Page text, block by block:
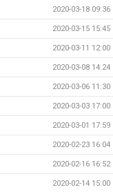
2020-03-18 09:36
2020-03-15 15:45
2020-03-11 12:00
2020-03-08 14:24
2020-03-06 11:30
2020-03-03 17:00
2020-03-01 17:59
2020-02-23 16:04
2020-02-16 16:52
2020-02-14 15:00